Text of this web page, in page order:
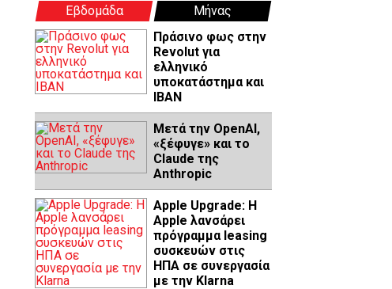
Εβδομάδα
Μήνας
Πράσινο φως στην
Revolut για
ελληνικό
υποκατάστημα και
IBAN
Μετά την OpenAI,
«ξέφυγε» και το
Claude της
Anthropic
Apple Upgrade: Η
Apple λανσάρει
πρόγραμμα leasing
συσκευών στις
ΗΠΑ σε συνεργασία
με την Klarna